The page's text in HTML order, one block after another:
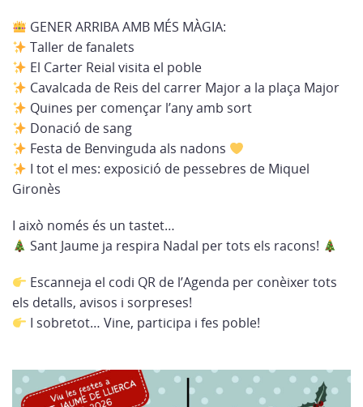
GENER ARRIBA AMB MÉS MÀGIA:
Taller de fanalets
El Carter Reial visita el poble
Cavalcada de Reis del carrer Major a la plaça Major
Quines per començar l’any amb sort
Donació de sang
Festa de Benvinguda als nadons
I tot el mes: exposició de pessebres de Miquel
Gironès
I això només és un tastet…
Sant Jaume ja respira Nadal per tots els racons!
Escanneja el codi QR de l’Agenda per conèixer tots
els detalls, avisos i sorpreses!
I sobretot… Vine, participa i fes poble!